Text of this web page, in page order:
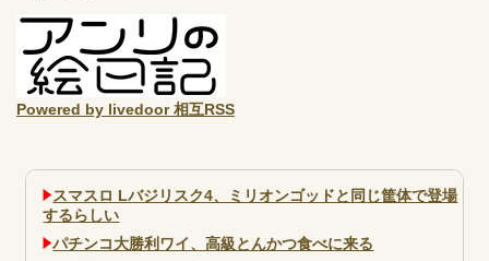
Powered by livedoor 相互RSS
スマスロ Lバジリスク4、ミリオンゴッドと同じ筐体で登場
するらしい
パチンコ大勝利ワイ、高級とんかつ食べに来る